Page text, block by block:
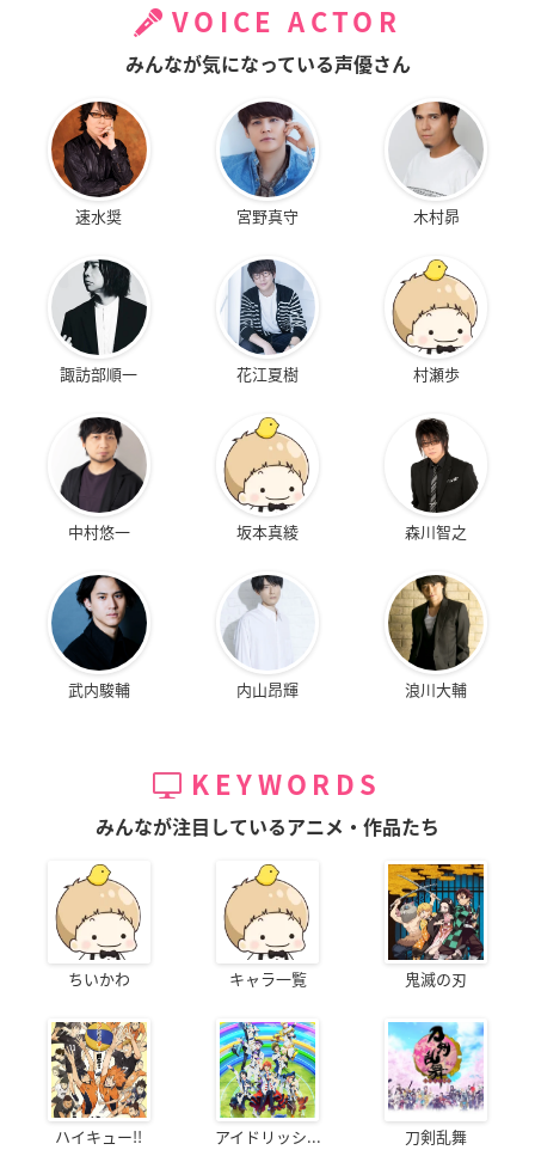
VOICE ACTOR
みんなが気になっている声優さん
速水奨 宮野真守 木村昴
諏訪部順一 花江夏樹 村瀬歩
中村悠一 坂本真綾 森川智之
武内駿輔 内山昂輝 浪川大輔
KEYWORDS
みんなが注目しているアニメ・作品たち
ちいかわ キャラ一覧 鬼滅の刃
ハイキュー!! アイドリッシ... 刀剣乱舞